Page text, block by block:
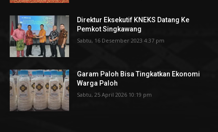
Direktur Eksekutif KNEKS Datang Ke
Pemkot Singkawang
Sabtu, 16 Desember 2023 4:37 pm
Garam Paloh Bisa Tingkatkan Ekonomi
Warga Paloh
Sabtu, 25 April 2026 10:19 pm